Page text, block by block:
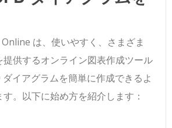
は、使いやすく、さまざま
提供するオンライン図表作成ツール
ダイアグラムを簡単に作成できるよ
。以下に始め方を紹介します：